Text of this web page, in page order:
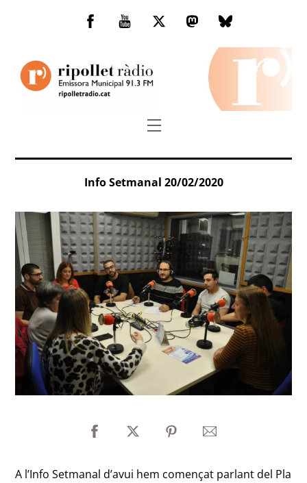
Facebook
You
TwitterMastodonBluesky
Menu
Info Setmanal 20/02/2020
A l’Info Setmanal d’avui hem començat parlant del Pla